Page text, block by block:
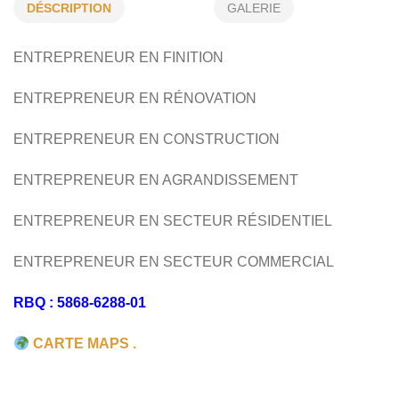
GESTION DE PROJET CONSTRUCTION
FINITION RÉSIDENTIEL COMMERCIAL
DÉSCRIPTION GALERIE
ENTREPRENEUR EN FINITION
ENTREPRENEUR EN RÉNOVATION
ENTREPRENEUR EN CONSTRUCTION
ENTREPRENEUR EN AGRANDISSEMENT
ENTREPRENEUR EN SECTEUR RÉSIDENTIEL
ENTREPRENEUR EN SECTEUR COMMERCIAL
RBQ : 5868-6288-01
CARTE MAPS .